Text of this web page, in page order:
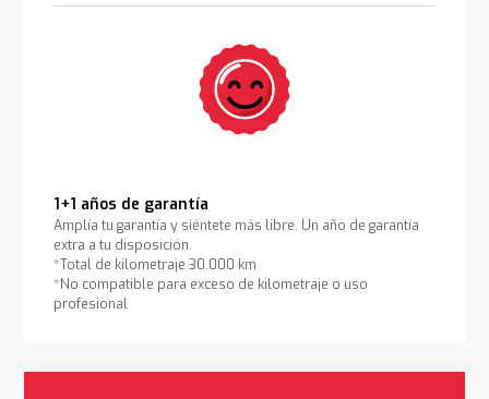
1+1 años de garantía
Amplía tu garantía y siéntete más libre. Un año de garantía
extra a tu disposición.
*Total de kilometraje 30.000 km
*No compatible para exceso de kilometraje o uso
profesional